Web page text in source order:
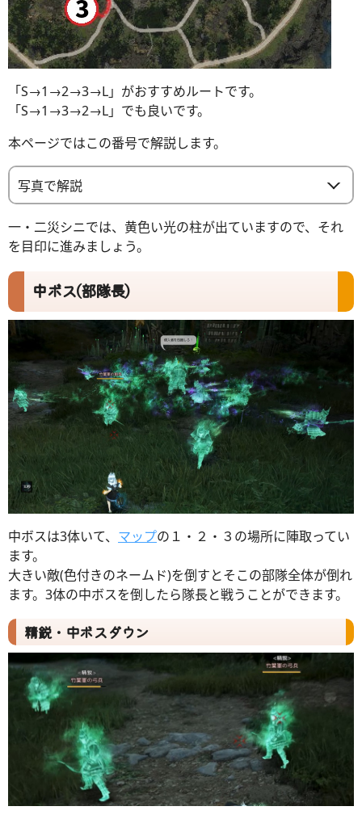
「S→1→2→3→L」がおすすめルートです。
「S→1→3→2→L」でも良いです。
本ページではこの番号で解説します。
写真で解説
一・二災シニでは、黄色い光の柱が出ていますので、それ
を目印に進みましょう。
中ボス(部隊長)
中ボスは3体いて、 マップの１・２・３の場所に陣取ってい
ます。
大きい敵(色付きのネームド)を倒すとそこの部隊全体が倒れ
ます。3体の中ボスを倒したら隊長と戦うことができます。
精鋭・中ボスダウン